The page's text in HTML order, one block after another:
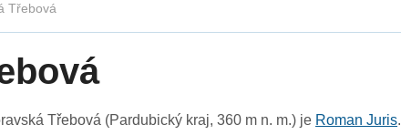
Třebová
Třebová (Pardubický kraj, 360 m n. m.) je Roman Juris.